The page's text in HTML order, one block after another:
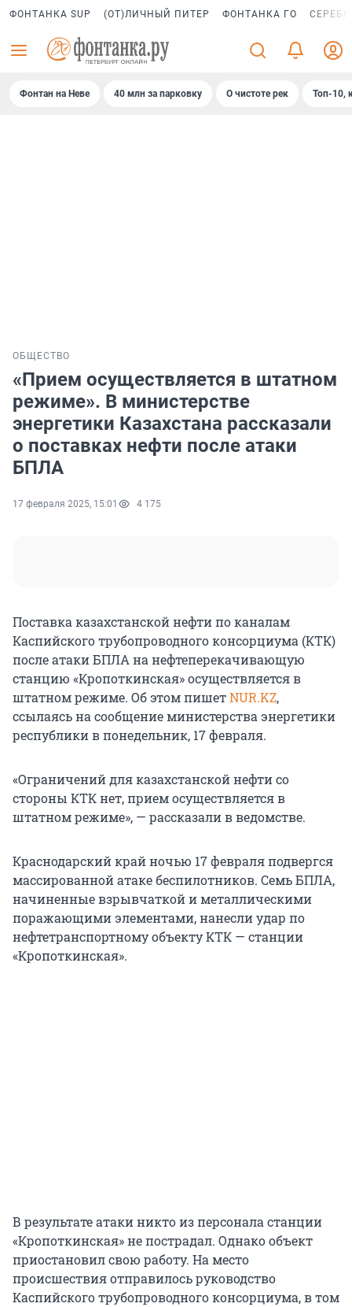
ФОНТАНКА SUP (ОТ)ЛИЧНЫЙ ПИТЕР ФОНТАНКА ГО
Фонтан на Неве 40 млн за парковку О чистоте рек Топ-10,
ОБЩЕСТВО
«Прием осуществляется в штатном
режиме». В министерстве
энергетики Казахстана рассказали
о поставках нефти после атаки
БПЛА
17 февраля 2025, 15:01 4 175
Поставка казахстанской нефти по каналам
Каспийского трубопроводного консорциума (КТК)
после атаки БПЛА на нефтеперекачивающую
станцию «Кропоткинская» осуществляется в
штатном режиме. Об этом пишетNUR.KZ,
ссылаясь на сообщение министерства энергетики
республики в понедельник, 17 февраля.
«Ограничений для казахстанской нефти со
стороны КТК нет, прием осуществляется в
штатном режиме», — рассказали в ведомстве.
Краснодарский край ночью 17 февраля подвергся
массированной атаке беспилотников. Семь БПЛА,
начиненные взрывчаткой и металлическими
поражающими элементами, нанесли удар по
нефтетранспортному объекту КТК — станции
«Кропоткинская».
В результате атаки никто из персонала станции
«Кропоткинская» не пострадал. Однако объект
приостановил свою работу. На место
происшествия отправилось руководство
Каспийского трубопроводного консорциума, в том